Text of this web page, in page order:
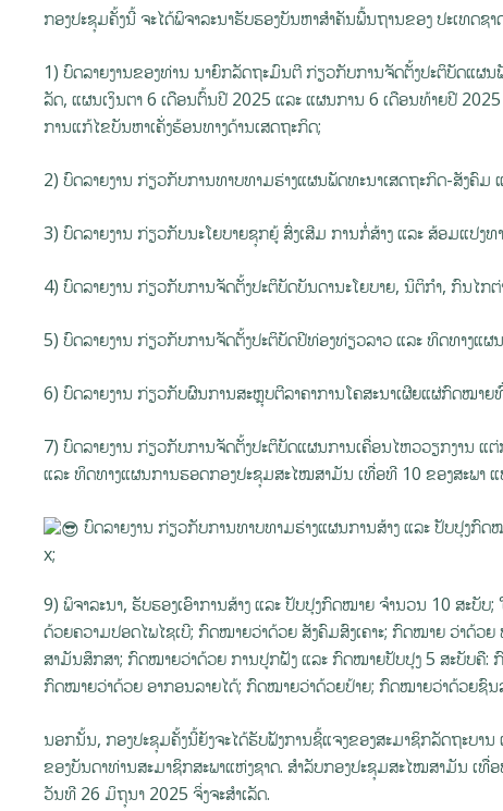
ກອງປະຊຸມຄັ້ງນີ້ ຈະໄດ້ພິຈາລະນາຮັບຮອງບັນຫາສໍາຄັນພື້ນຖານຂອງ ປະເທດຊາ
1) ບົດລາຍງານຂອງທ່ານ ນາຍົກລັດຖະມົນຕີ ກ່ຽວກັບການຈັດຕັ້ງປະຕິບັດແຜ
ລັດ, ແຜນເງິນຕາ 6 ເດືອນຕົ້ນປີ 2025 ແລະ ແຜນການ 6 ເດືອນທ້າຍປີ
ການແກ້ໄຂບັນຫາເຄັ່ງຮ້ອນທາງດ້ານເສດຖະກິດ;
2) ບົດລາຍງານ ກ່ຽວກັບການທາບທາມຮ່າງແຜນພັດທະນາເສດຖະກິດ-ສັງຄົມ
3) ບົດລາຍງານ ກ່ຽວກັບນະໂຍບາຍຊຸກຍູ້ ສົ່ງເສີມ ການກໍ່ສ້າງ ແລະ ສ້ອມແປງທ
4) ບົດລາຍງານ ກ່ຽວກັບການຈັດຕັ້ງປະຕິບັດບັນດານະໂຍບາຍ, ນິຕິກຳ, ກົນໄກຕ່
5) ບົດລາຍງານ ກ່ຽວກັບການຈັດຕັ້ງປະຕິບັດປີທ່ອງທ່ຽວລາວ ແລະ ທິດທາງແ
6) ບົດລາຍງານ ກ່ຽວກັບຜົນການສະຫຼຸບຕີລາຄາການໂຄສະນາເຜີຍແຜ່ກົດໝາຍ
7) ບົດລາຍງານ ກ່ຽວກັບການຈັດຕັ້ງປະຕິບັດແຜນການເຄື່ອນໄຫວວຽກງານ
ແລະ ທິດທາງແຜນການຮອດກອງປະຊຸມສະໄໝສາມັນ ເທື່ອທີ 10 ຂອງສະພາ
ບົດລາຍງານ ກ່ຽວກັບການທາບທາມຮ່າງແຜນການສ້າງ ແລະ ປັບປຸງກົ
x;
9) ພິຈາລະນາ, ຮັບຮອງເອົາການສ້າງ ແລະ ປັບປຸງກົດໝາຍ ຈໍານວນ 10 ສະ
ດ້ວຍຄວາມປອດໄພໄຊເບີ; ກົດໝາຍວ່າດ້ວຍ ສັງຄົມສົງເຄາະ; ກົດໝາຍ ວ່າດ້ວ
ສາມັນສຶກສາ; ກົດໝາຍວ່າດ້ວຍ ການປູກຝັງ ແລະ ກົດໝາຍປັບປຸງ 5 ສະບັບຄື:
ກົດໝາຍວ່າດ້ວຍ ອາກອນລາຍໄດ້; ກົດໝາຍວ່າດ້ວຍປ້າຍ; ກົດໝາຍວ່າດ້ວຍຊົນ
ນອກນັ້ນ, ກອງປະຊຸມຄັ້ງນີ້ຍັງຈະໄດ້ຮັບຟັງການຊີ້ແຈງຂອງສະມາຊິກລັດຖະບາ
ຂອງບັນດາທ່ານສະມາຊິກສະພາແຫ່ງຊາດ. ສໍາລັບກອງປະຊຸມສະໄໝສາມັນ ເທື່
ວັນທີ 26 ມິຖຸນາ 2025 ຈິ່ງຈະສຳເລັດ.